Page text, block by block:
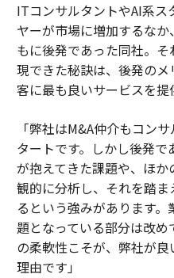
ITコンサルタントやAI系ス
ヤーが市場に増加するな
もに後発であった同社。
現できた秘訣は、後発の
客に最も良いサービスを提
「弊社はM&A仲介もコン
タートです。しかし後発
が抱えてきた課題や、ほ
観的に分析し、それを踏
るという強みがあります
題となっている部分は改
の柔軟性こそが、弊社が
理由です」